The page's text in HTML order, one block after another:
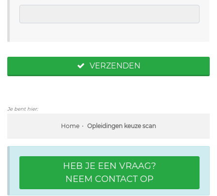
VERZENDEN
Je bent hier:
Home Opleidingen keuze scan
HEB JE EEN VRAAG?
NEEM CONTACT OP